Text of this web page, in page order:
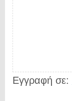
Εγγραφή σε: